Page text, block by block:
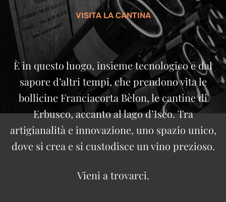
VISITA LA CANTINA
È in questo luogo, insieme tecnologico e dal
sapore d’altri tempi, che prendono vita le
bollicine Franciacorta Bèlon, le cantine di
Erbusco, accanto al lago d’Iseo. Tra
artigianalità e innovazione, uno spazio unico,
dove si crea e si custodisce un vino prezioso.
Vieni a trovarci.